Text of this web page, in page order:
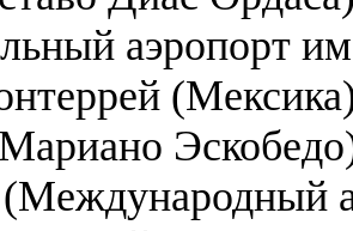
аэропорт
Мариано
(Международный